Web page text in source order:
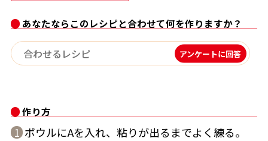
『踊り節』
鰹節屋の
だしパック
あなたならこのレシピと合わせて何を作りますか？
アンケートに回答
作り方
1 ボウルにAを入れ、粘りが出るまでよく練る。